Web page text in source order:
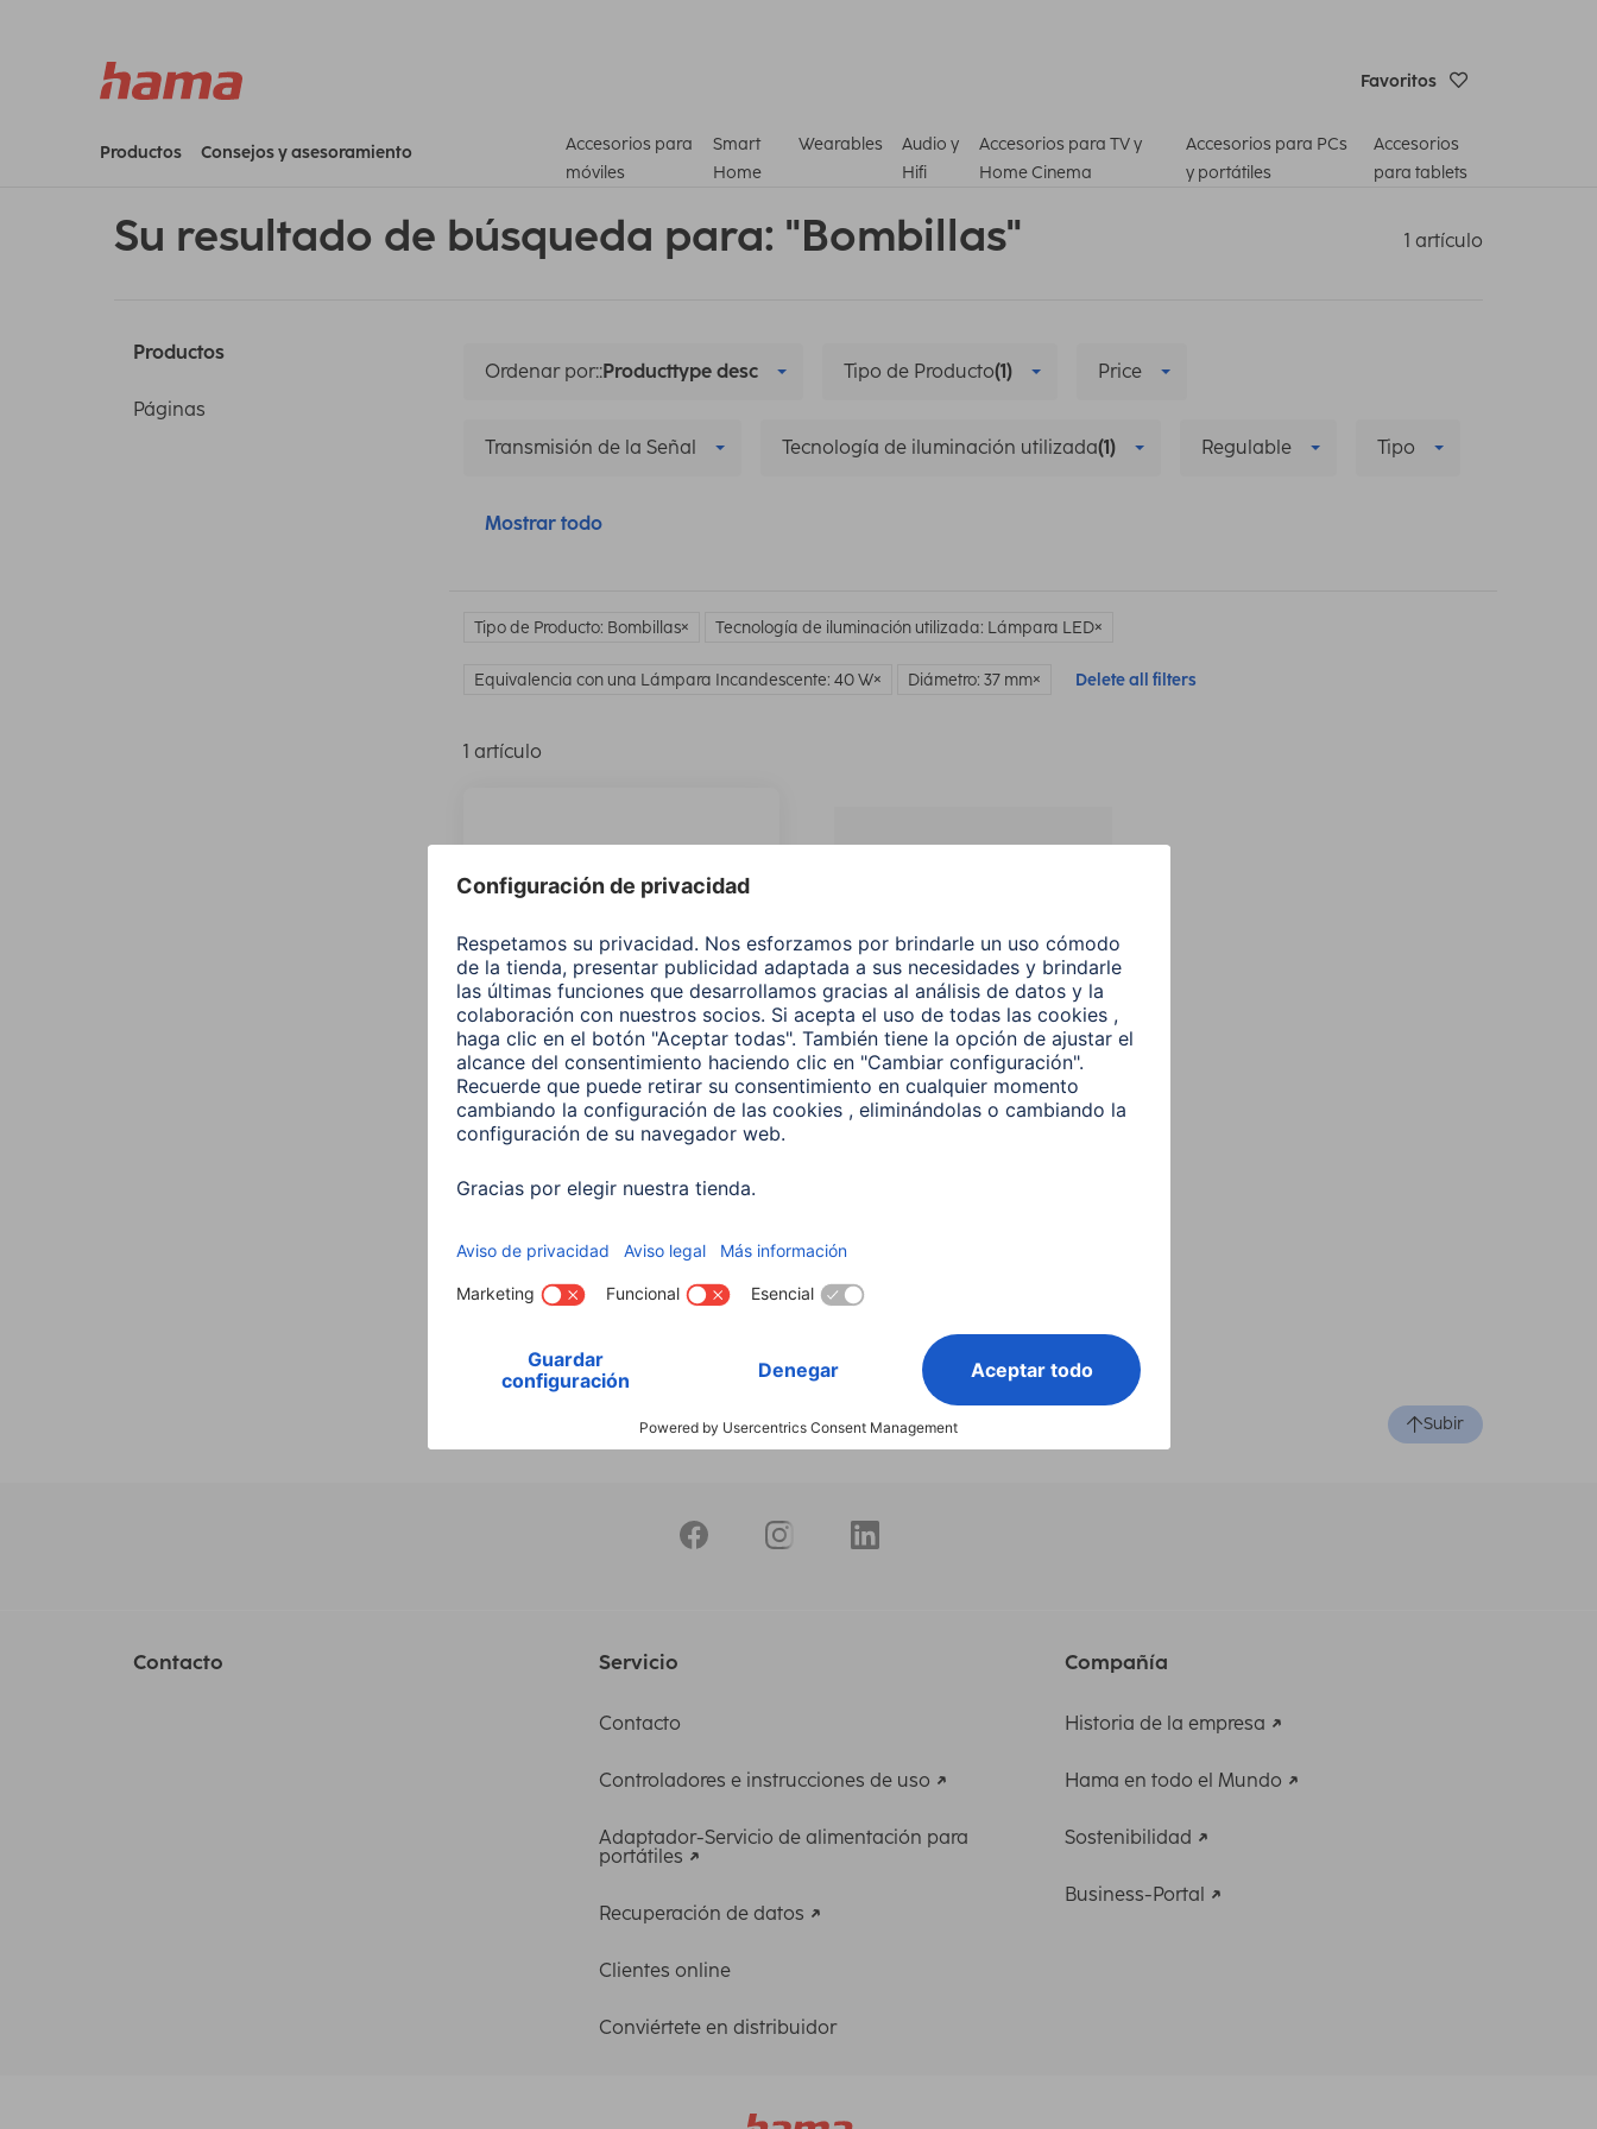
Favoritos
Productos Consejos y asesoramiento
Accesorios para
móviles
Smart
Home
Wearables
Audio y
Hifi
Accesorios para TV y
Home Cinema
Accesorios para PCs
y portátiles
Accesorios
para tablets
Su resultado de búsqueda para: "Bombillas" 1 artículo
Productos
Páginas
Ordenar por::Producttype desc Tipo de Producto(1) Price
Transmisión de la Señal Tecnología de iluminación utilizada(1) Regulable Tipo
Mostrar todo
Tipo de Producto: Bombillas Tecnología de iluminación utilizada: Lámpara LED
Equivalencia con una Lámpara Incandescente: 40 W Diámetro: 37 mm Delete all filters
1 artículo
Hama Lámpara LED WLAN
,E14, 5,5 W, RGBW, Regulable,
Vela, Para control por voz
¿No
producto que
buscas?
Buscar entre todos
nuestros
productos
Subir
Contacto Servicio
Contacto
Controladores e instrucciones de uso
Adaptador-Servicio de alimentación para
portátiles
Recuperación de datos
Clientes online
Conviértete en distribuidor
Compañía
Historia de la empresa
Hama en todo el Mundo
Sostenibilidad
Business-Portal